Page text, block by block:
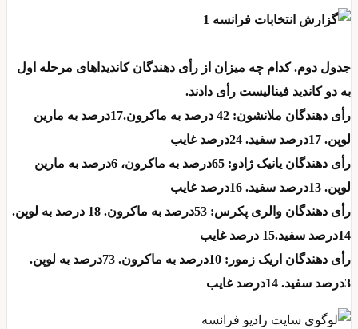
جدول دوم. کدام چه میزان از رأی دهندگان کاندیداهای مرحله اول
به دو کاندید فینالیست رأی دادند.
رأی دهندگان ملانشون: 42 درصد به ماکرون.17درصد به مارین
لوپن. 17درصد سفید. 24درصد غایب
رأی دهندگان یانیک ژادو: 65درصد به ماکرون، 6درصد به مارین
لوپن. 13درصد سفید. 16درصد غایب
رأی دهندگان والری پکرس: 53درصد به ماکرون. 18 درصد به لوپن.
14درصد سفید.15 درصد غایب
رأی دهندگان اریک زمور: 10درصد به ماکرون. 73درصد به لوپن.
3درصد سفید. 14درصد غایب